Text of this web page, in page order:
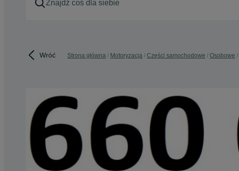
Wróć Strona główna Motoryzacja Części samochodowe Osobowe